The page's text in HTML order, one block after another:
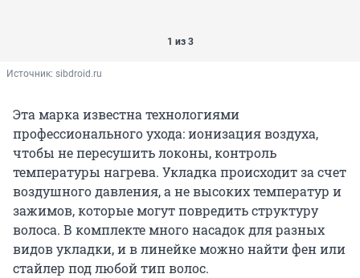
1 из 3
Источник: sibdroid.ru
Эта марка известна технологиями
профессионального ухода: ионизация воздуха,
чтобы не пересушить локоны, контроль
температуры нагрева. Укладка происходит за счет
воздушного давления, а не высоких температур и
зажимов, которые могут повредить структуру
волоса. В комплекте много насадок для разных
видов укладки, и в линейке можно найти фен или
стайлер под любой тип волос.